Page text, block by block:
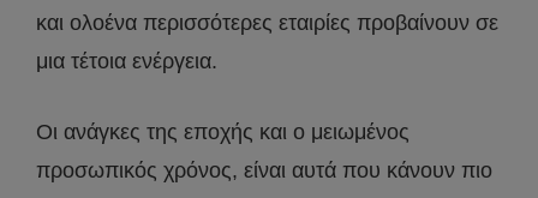
και ολοένα περισσότερες εταιρίες προβαίνουν σε
μια τέτοια ενέργεια.
Οι ανάγκες της εποχής και ο μειωμένος
προσωπικός χρόνος, είναι αυτά που κάνουν πιο